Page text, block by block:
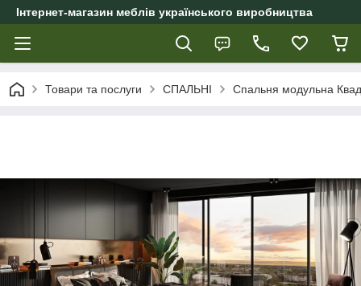
Інтернет-магазин меблів українського виробництва
Товари та послуги СПАЛЬНІ Спальня модульна